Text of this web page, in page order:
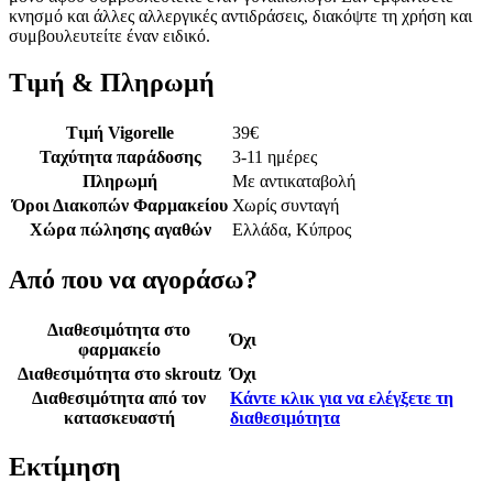
κνησμό και άλλες αλλεργικές αντιδράσεις, διακόψτε τη χρήση και
συμβουλευτείτε έναν ειδικό.
Τιμή & Πληρωμή
Τιμή Vigorelle 39€
Ταχύτητα παράδοσης
3-11 ημέρες
Πληρωμή
Με αντικαταβολή
Όροι Διακοπών Φαρμακείου Χωρίς συνταγή
Χώρα πώλησης αγαθών
Ελλάδα, Κύπρος
Από που να αγοράσω?
Διαθεσιμότητα στο
φαρμακείο
Όχι
Διαθεσιμότητα στο skroutz Όχι
Διαθεσιμότητα από τον
κατασκευαστή
Κάντε κλικ για να ελέγξετε τη
διαθεσιμότητα
Εκτίμηση